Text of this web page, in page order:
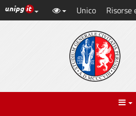
Vai
al
Link ai principali servizi web
Unico